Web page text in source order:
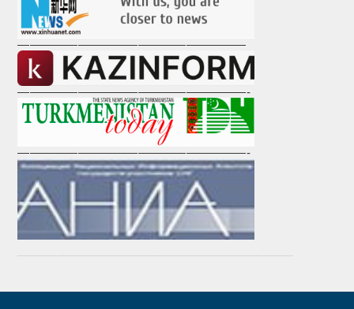
———————————————————
———————————————————-
———————————————————-